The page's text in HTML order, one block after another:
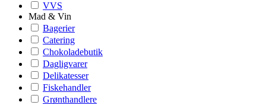
VVS
Mad & Vin
Bagerier
Catering
Chokoladebutik
Dagligvarer
Delikatesser
Fiskehandler
Grønthandlere